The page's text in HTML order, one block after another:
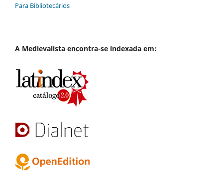
Para Bibliotecários
A Medievalista encontra-se indexada em: